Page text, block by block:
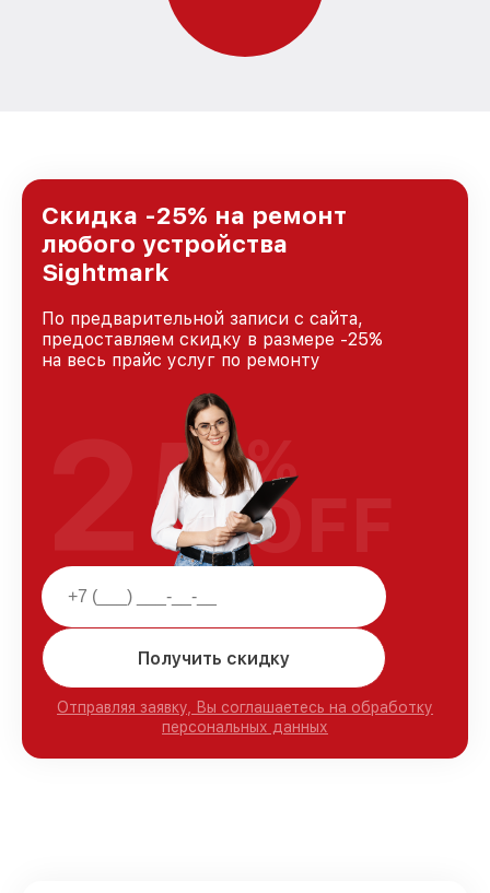
Скидка -25% на ремонт
любого устройства
Sightmark
По предварительной записи с сайта,
предоставляем скидку в размере -25%
на весь прайс услуг по ремонту
Получить скидку
Отправляя заявку, Вы соглашаетесь на обработку
персональных данных
25%
OFF